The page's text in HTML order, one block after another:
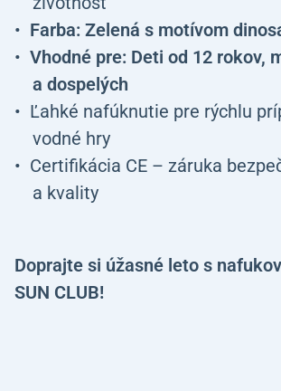
Farba: Zelená s motívom
Vhodné pre: Deti od 12 rokov,
a dospelých
Ľahké nafúknutie pre rýchlu
vodné hry
Certifikácia CE – záruka
a kvality
Doprajte si úžasné leto s
SUN CLUB!